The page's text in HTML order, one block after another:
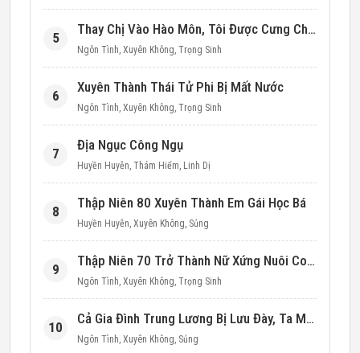
5
Thay Chị Vào Hào Môn, Tôi Được Cưng Chiều Hết Mực (Thập Niên 90)
Ngôn Tình, Xuyên Không, Trọng Sinh
6
Xuyên Thành Thái Tử Phi Bị Mất Nước
Ngôn Tình, Xuyên Không, Trọng Sinh
7
Địa Ngục Công Ngụ
Huyền Huyễn, Thám Hiểm, Linh Dị
8
Thập Niên 80 Xuyên Thành Em Gái Học Bá
Huyền Huyễn, Xuyên Không, Sủng
9
Thập Niên 70 Trở Thành Nữ Xứng Nuôi Con Làm Giàu
Ngôn Tình, Xuyên Không, Trọng Sinh
10
Cả Gia Đình Trung Lương Bị Lưu Đày, Ta Mang Không Gian Cứu Cả Nhà
Ngôn Tình, Xuyên Không, Sủng